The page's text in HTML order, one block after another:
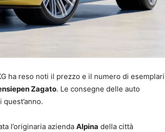
ha reso noti il prezzo e il numero di esemplari
Zagato. Le consegne delle auto
l’originaria azienda Alpina della città